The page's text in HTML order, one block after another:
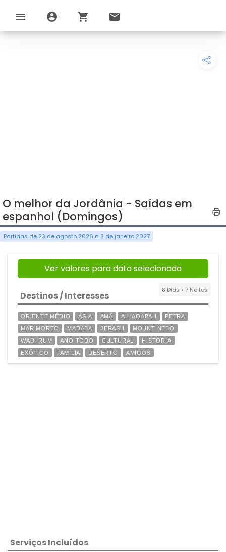
menu account_circle shopping_cart email
O melhor da Jordânia - Saídas em
espanhol (Domingos)
Partidas de 23 de agosto 2026 a 3 de janeiro 2027
Ver valores para data selecionada
8 Dias • 7 Noites
Destinos / Interesses
ORIENTE MÉDIO ÁSIA AMÃ AL 'AQABAH
PETRA
MAR MORTO
MADABA JERASH
MOUNT NEBO
WADI RUM
ANO TODO CULTURAL
HISTÓRIA
EXÓTICO
FAMÍLIA DESERTO AMIGOS
Serviços Incluídos